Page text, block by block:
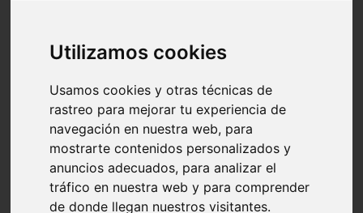
Utilizamos cookies
Usamos cookies y otras técnicas de
rastreo para mejorar tu experiencia de
navegación en nuestra web, para
mostrarte contenidos personalizados y
anuncios adecuados, para analizar el
tráfico en nuestra web y para comprender
de donde llegan nuestros visitantes.
c santa fe
c zona austral
carmen
category
destinos
gijon
lanzarote
live
monumentos